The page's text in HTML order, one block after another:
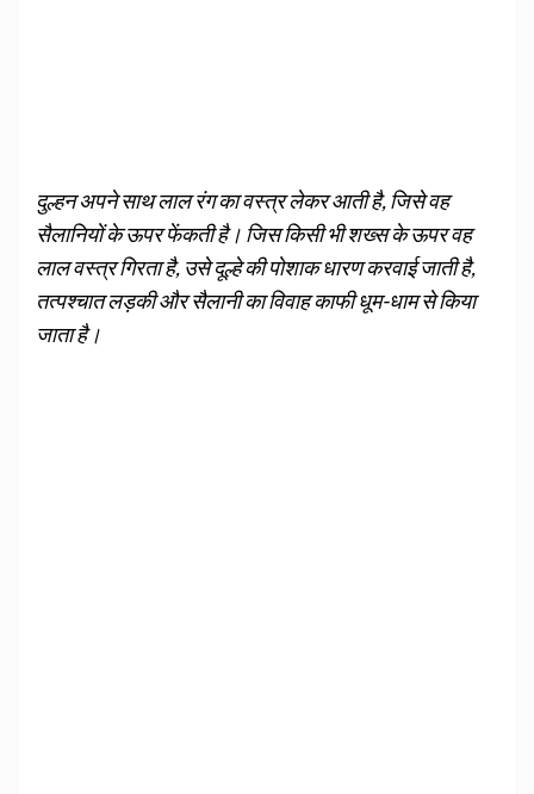
दुल्हन अपने साथ लाल रंग का वस्त्र लेकर आती है, जिसे वह
सैलानियों के ऊपर फेंकती है। जिस किसी भी शख्स के ऊपर वह
लाल वस्त्र गिरता है, उसे दूल्हे की पोशाक धारण करवाई जाती है,
तत्पश्चात लड़की और सैलानी का विवाह काफी धूम-धाम से किया
जाता है।